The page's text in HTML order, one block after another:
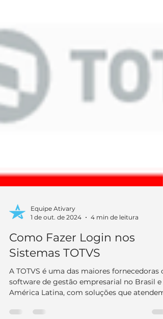
Equipe Ativary
1 de out. de 2024
4 min de leitura
Como Fazer Login nos
Sistemas TOTVS
software de gestão empresarial no Brasil e